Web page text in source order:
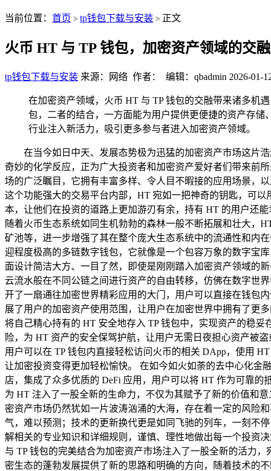
当前位置： 首页 > tp钱包下载与安装 > 正文
火币 HT 与 TP 钱包，加密资产领域的交
tp钱包下载与安装 来源：网络 作者： 编辑：qbadmin 2026-01-
在加密资产领域，火币 HT 与 TP 钱包的交融带来诸多机
包，二者的结合，一方面能为用户提供更便捷的资产存
行业注入新活力，吸引更多参与者进入加密资产领域。
在当今如日中天、发展态势极为迅猛的加密资产市场这片
奇妙的化学反应，正为广大投资者和加密资产爱好者们带来前
场的广泛瞩目，它拥有丰富多样、令人目不暇接的应用场景，
这个功能强大的交易平台内部，HT 宛如一把神奇的钥匙，可
本，让他们在投资的道路上更加游刃有余，持有 HT 的用户还
随着火币生态系统如同生机勃勃的森林一般不断拓展和壮大，
矿池等，进一步增强了其在整个庞大生态系统中的流通性和内
迎程度极高的多链数字钱包，它就像是一个包容万象的数字宝
面设计简洁大方、一目了然，即使是刚刚踏入加密资产领域的
云流水般在不同公链之间进行资产的自由转移，仿佛在数字世
开了一扇通往加密世界精彩应用的大门，用户可以直接在钱包
展了用户的加密资产使用范围，让用户在加密世界中拥有了更
将自己精心持有的 HT 安全地存入 TP 钱包中，实现资产的稳
险，为 HT 资产的安全保驾护航，让用户无需日夜担心资产被
用户可以在 TP 钱包内直接轻松访问火币的相关 DApp，使用
让加密投资变得更加轻松愉快。 在如今如火如荼的去中心化金
店，集成了众多优质的 DeFi 应用，用户可以将 HT 作为可靠
为 HT 注入了一股全新的生命力，不仅为其赋予了新的价值和
密资产市场仍然犹如一片波涛汹涌的大海，存在着一定的风险
气，难以预测；技术的更新换代更是如同飞驰的列车，一刻不
解相关的专业知识和详细规则，谨慎、理性地做出每一个投资
与 TP 钱包的完美结合为加密资产市场注入了一股全新的活力
密生态的蓬勃发展提供了新的思路和明确的方向，随着技术的